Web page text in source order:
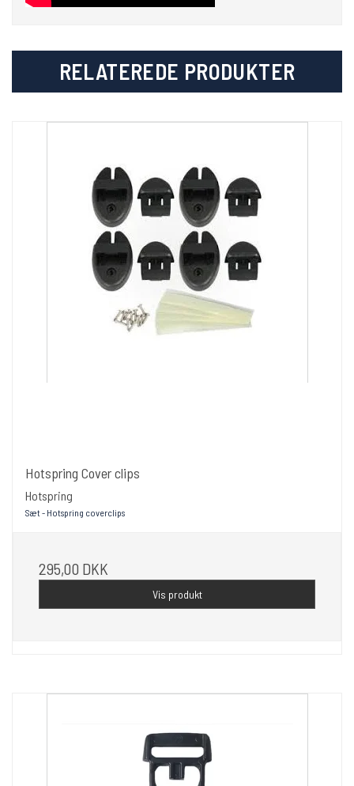
RELATEREDE PRODUKTER
Hotspring Cover clips
Hotspring
Sæt - Hotspring coverclips
295,00 DKK
Vis produkt